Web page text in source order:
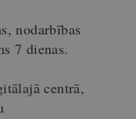
nodarbības
7 dienas.
centrā,